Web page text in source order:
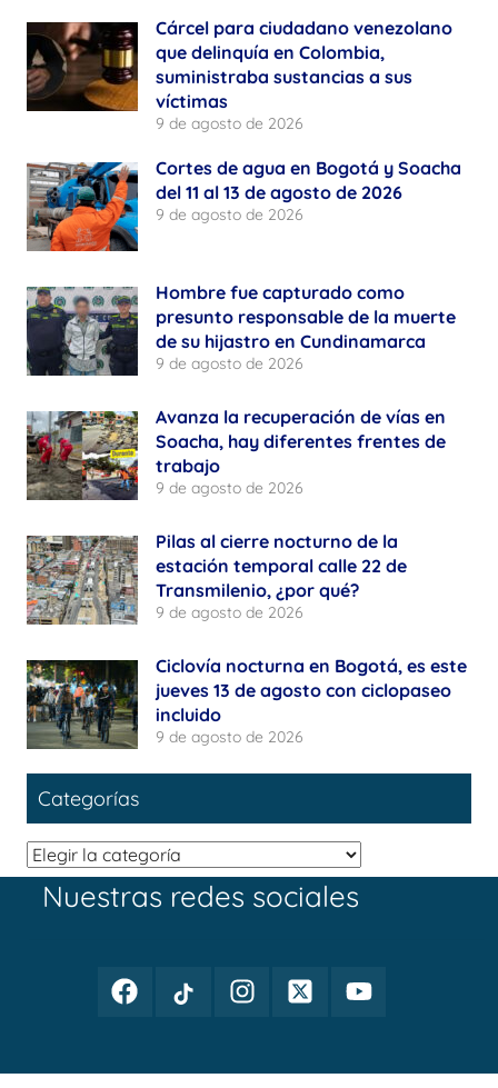
Cárcel para ciudadano venezolano
que delinquía en Colombia,
suministraba sustancias a sus
víctimas
9 de agosto de 2026
Cortes de agua en Bogotá y Soacha
del 11 al 13 de agosto de 2026
9 de agosto de 2026
Hombre fue capturado como
presunto responsable de la muerte
de su hijastro en Cundinamarca
9 de agosto de 2026
Avanza la recuperación de vías en
Soacha, hay diferentes frentes de
trabajo
9 de agosto de 2026
Pilas al cierre nocturno de la
estación temporal calle 22 de
Transmilenio, ¿por qué?
9 de agosto de 2026
Ciclovía nocturna en Bogotá, es este
jueves 13 de agosto con ciclopaseo
incluido
9 de agosto de 2026
Categorías
Categorías
Nuestras redes sociales
FacebookTikTok
InstagramTwitterYoutube